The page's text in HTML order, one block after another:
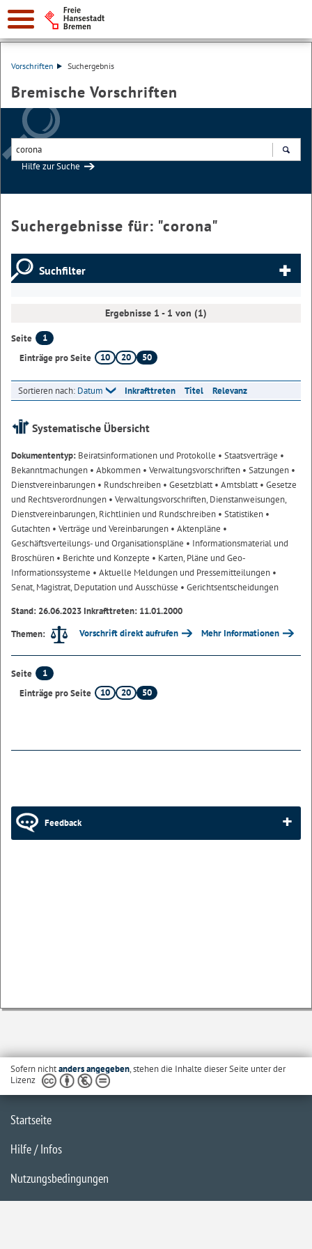
Vorschriften Suchergebnis
Bremische Vorschriften
Hilfe zur Suche
Suchergebnisse für: "corona"
Suchfilter
Ergebnisse 1 - 1 von (1)
Seite
1
Einträge pro Seite
10 20 50
Sortieren nach: Datum Inkrafttreten Titel Relevanz
Systematische Übersicht
Dokumententyp: Beiratsinformationen und Protokolle • Staatsverträge •
Bekanntmachungen • Abkommen • Verwaltungsvorschriften • Satzungen •
Dienstvereinbarungen • Rundschreiben • Gesetzblatt• Amtsblatt• Gesetze
und Rechtsverordnungen • Verwaltungsvorschriften, Dienstanweisungen,
Dienstvereinbarungen, Richtlinien und Rundschreiben • Statistiken •
Gutachten • Verträge und Vereinbarungen • Aktenpläne •
Geschäftsverteilungs- und Organisationspläne • Informationsmaterial und
Broschüren • Berichte und Konzepte • Karten, Pläne und Geo-
Informationssysteme • Aktuelle Meldungen und Pressemitteilungen •
Senat, Magistrat, Deputation und Ausschüsse • Gerichtsentscheidungen
Stand: 26.06.2023 Inkrafttreten: 11.01.2000
Themen:
Vorschrift direkt aufrufen Mehr Informationen
Seite
1
Einträge pro Seite
10 20 50
Feedback
Sofern nichtanders angegeben, stehen die Inhalte dieser Seite unter der
Lizenz
Startseite
Hilfe / Infos
Nutzungsbedingungen